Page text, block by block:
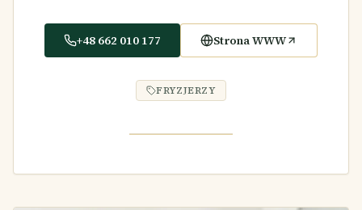
+48 662 010 177 Strona WWW
FRYZJERZY